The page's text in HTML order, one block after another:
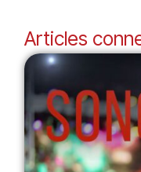
Articles